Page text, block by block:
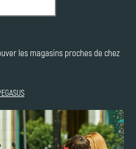
les magasins proches de chez